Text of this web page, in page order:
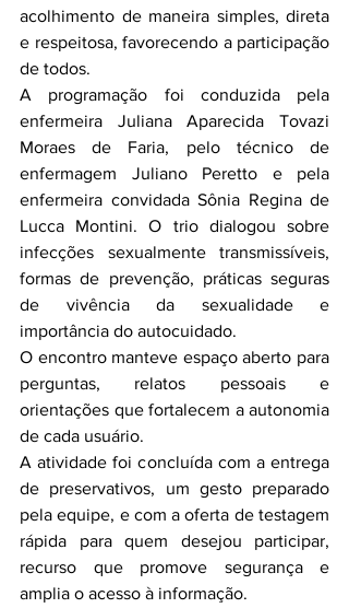
acolhimento de maneira simples, direta
e respeitosa, favorecendo a participação
de todos.
A programação foi conduzida pela
enfermeira Juliana Aparecida Tovazi
Moraes de Faria, pelo técnico de
enfermagem Juliano Peretto e pela
enfermeira convidada Sônia Regina de
Lucca Montini. O trio dialogou sobre
infecções sexualmente transmissíveis,
formas de prevenção, práticas seguras
de vivência da sexualidade e
importância do autocuidado.
O encontro manteve espaço aberto para
perguntas, relatos pessoais e
orientações que fortalecem a autonomia
de cada usuário.
A atividade foi concluída com a entrega
de preservativos, um gesto preparado
pela equipe, e com a oferta de testagem
rápida para quem desejou participar,
recurso que promove segurança e
amplia o acesso à informação.